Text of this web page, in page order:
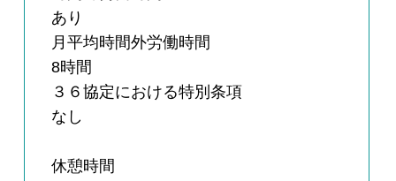
あり
月平均時間外労働時間
8時間
３６協定における特別条項
なし
休憩時間